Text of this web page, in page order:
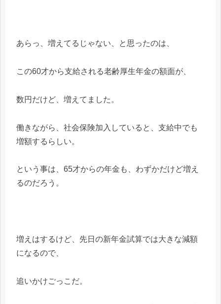
あらっ、増えてるじゃない、と思ったのは、
この60才から支給される老齢厚生年金の額面が、
数円だけど、増えてました。
働きながら、社会保険加入していると、支給中でも
増額するらしい。
という事は、65才からの年金も、わずかだけど増え
るのだろう。
増えはするけど、先日の新年金試算では大きな減額
になるので、
追いかけごっこだ。